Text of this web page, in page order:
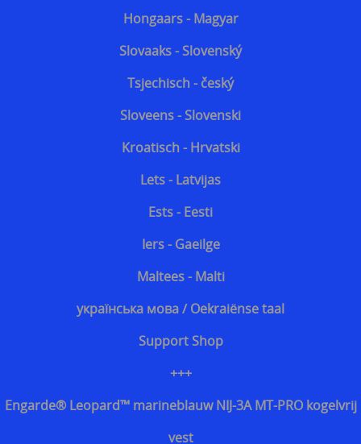
Hongaars - Magyar
Slovaaks - Slovenský
Tsjechisch - český
Sloveens - Slovenski
Kroatisch - Hrvatski
Lets - Latvijas
Ests - Eesti
Iers - Gaeilge
Maltees - Malti
українська мова / Oekraiënse taal
Support Shop
+++
Engarde® Leopard™ marineblauw NIJ-3A MT-PRO kogelvrij
vest